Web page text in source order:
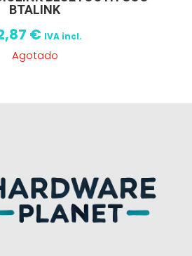
BTALINK
€ IVA incl.
Agotado